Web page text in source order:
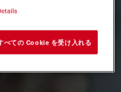
べての Cookie を受け入れる